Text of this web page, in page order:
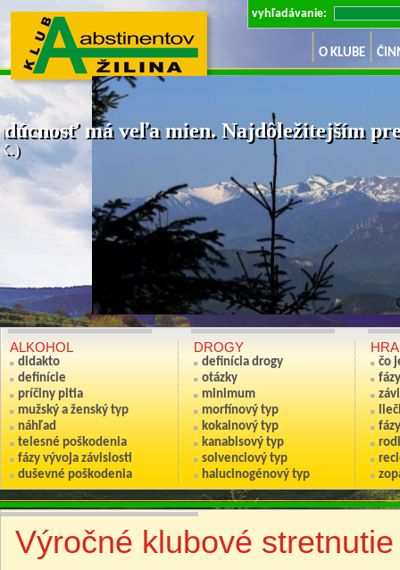
vyhľadávanie:
má veľa mien. Najdôležitejším
Ak nie si
(Anton
O KLUBE
ALKOHOL
didakto
definície
príčiny pitia
mužský a ženský typ
náhľad
telesné poškodenia
fázy vývoja závislosti
duševné poškodenia
DROGY
definícia drogy
otázky
minimum
morfínový typ
kokainový typ
kanabisový typ
solvenciový typ
halucinogénový typ
HRA
čo
Výročné klubové